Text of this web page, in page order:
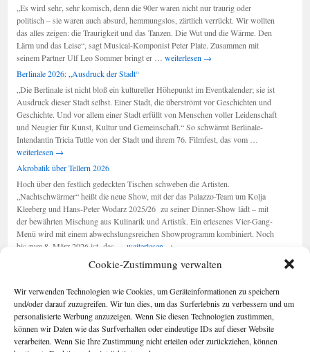
Cookie-Zustimmung verwalten
Wir verwenden Technologien wie Cookies, um Geräteinformationen zu speichern
und/oder darauf zuzugreifen. Wir tun dies, um das Surferlebnis zu verbessern und um
personalisierte Werbung anzuzeigen. Wenn Sie diesen Technologien zustimmen,
können wir Daten wie das Surfverhalten oder eindeutige IDs auf dieser Website
verarbeiten. Wenn Sie Ihre Zustimmung nicht erteilen oder zurückziehen, können
„Es wird sehr, sehr komisch, denn die 90er waren nicht nur traurig oder
politisch – sie waren auch absurd, hemmungslos, zärtlich verrückt. Wir wollten
das alles zeigen: die Traurigkeit und das Tanzen. Die Wut und die Wärme. Den
Lärm und das Leise“, sagt Musical-Komponist Peter Plate. Zusammen mit
seinem Partner Ulf Leo Sommer bringt er … Berlin-
sind
am
Leben“
weiterlesen →
Berlinale 2026: „Ausdruck der Stadt“
„Die Berlinale ist nicht bloß ein kultureller Höhepunkt im Eventkalender; sie ist
Ausdruck dieser Stadt selbst. Einer Stadt, die überströmt vor Geschichten und
Geschichte. Und vor allem einer Stadt erfüllt von Menschen voller Leidenschaft
und Neugier für Kunst, Kultur und Gemeinschaft.“ So schwärmt Berlinale-
Intendantin Tricia Tuttle von der Stadt und ihrem 76. Filmfest, das vom …
weiterlesen →
Akrobatik über Tellern 2026
Hoch über den festlich gedeckten Tischen schweben die Artisten.
„Nachtschwärmer“ heißt die neue Show, mit der das Palazzo-Team um Kolja
Kleeberg und Hans-Peter Wodarz 2025/26 zu seiner Dinner-Show lädt – mit
der bewährten Mischung aus Kulinarik und Artistik. Ein erlesenes Vier-Gang-
Menü wird mit einem abwechslungsreichen Showprogramm kombiniert. Noch
bis zum 8. März 2026 ist das … Akrobatik
Tellern
weiterlesen →
Seiten
Berlin im Buch
Cookie-
Richtlinie (EU)
Foto-Blog
Kategorien
Kategorien